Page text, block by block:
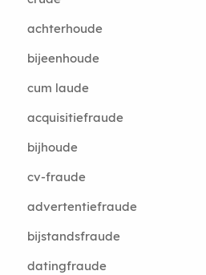
achterhoude
bijeenhoude
cum laude
acquisitiefraude
bijhoude
cv-fraude
advertentiefraude
bijstandsfraude
datingfraude